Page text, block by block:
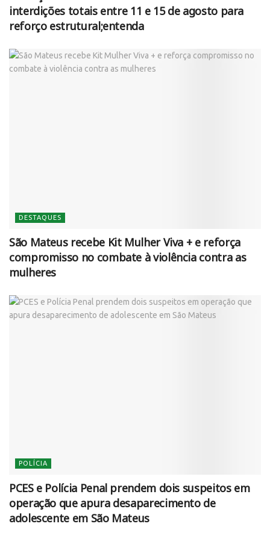
interdições totais entre 11 e 15 de agosto para
reforço estrutural;entenda
DESTAQUES
São Mateus recebe Kit Mulher Viva + e reforça
compromisso no combate à violência contra as
mulheres
POLÍCIA
PCES e Polícia Penal prendem dois suspeitos em
operação que apura desaparecimento de
adolescente em São Mateus